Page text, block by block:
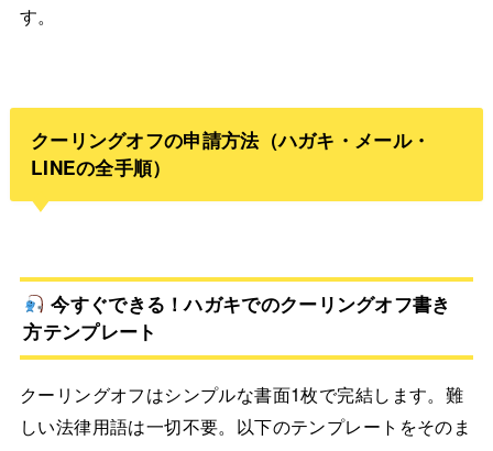
す。
クーリングオフの申請方法（ハガキ・メール・
LINEの全手順）
今すぐできる！ハガキでのクーリングオフ書き
方テンプレート
クーリングオフはシンプルな書面1枚で完結します。難
しい法律用語は一切不要。以下のテンプレートをそのま